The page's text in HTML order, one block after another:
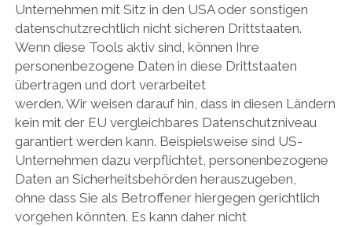
Unternehmen mit Sitz in den USA oder sonstigen
datenschutzrechtlich nicht sicheren Drittstaaten.
Wenn diese Tools aktiv sind, können Ihre
personenbezogene Daten in diese Drittstaaten
übertragen und dort verarbeitet
werden. Wir weisen darauf hin, dass in diesen Ländern
kein mit der EU vergleichbares Datenschutzniveau
garantiert werden kann. Beispielsweise sind US-
Unternehmen dazu verpflichtet, personenbezogene
Daten an Sicherheitsbehörden herauszugeben,
ohne dass Sie als Betroffener hiergegen gerichtlich
vorgehen könnten. Es kann daher nicht